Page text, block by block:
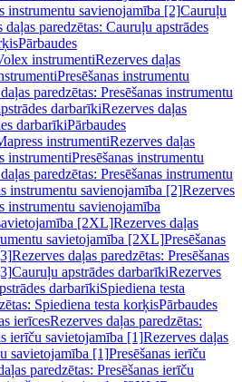
instrumentu savienojamība [2]Cauruļu
daļas paredzētas: Cauruļu apstrādes
Pārbaudes
instrumentiRezerves daļas
Presēšanas instrumentu
paredzētas: Presēšanas instrumentu
darbarīkiRezerves daļas
darbarīkiPārbaudes
instrumentiRezerves daļas
instrumentiPresēšanas instrumentu
paredzētas: Presēšanas instrumentu
instrumentu savienojamība [2]Rezerves
instrumentu savienojamība
[2XL]Rezerves daļas
savietojamība [2XL]Presēšanas
Rezerves daļas paredzētas: Presēšanas
Cauruļu apstrādes darbarīkiRezerves
darbarīkiSpiediena testa
Spiediena testa korķisPārbaudes
ierīcesRezerves daļas paredzētas:
ierīču savietojamība [1]Rezerves daļas
savietojamība [1]Presēšanas ierīču
paredzētas: Presēšanas ierīču